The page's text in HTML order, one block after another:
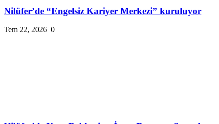
Nilüfer’de “Engelsiz Kariyer Merkezi” kuruluyor
Tem 22, 2026 0